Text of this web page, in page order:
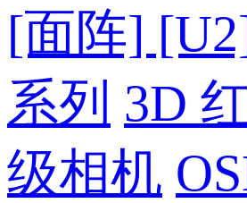
[面阵]
系列 3D
级相机